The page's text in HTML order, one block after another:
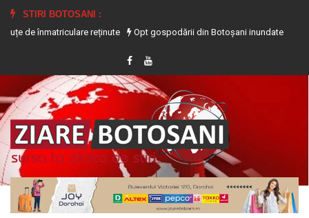
STIRI BOTOSANI :
reținute
Opt gospodării din Botoșani inundate în urma